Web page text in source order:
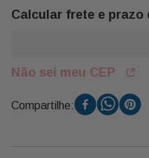
Calcular frete e prazo
Não sei meu CEP
Compartilhe: